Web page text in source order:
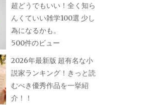
超どうでもいい！全く知ら
んくていい雑学100選 少し
為になるかも。
500件のビュー
2026年最新版 超有名な小
説家ランキング！きっと読
むべき優秀作品を一挙紹
介！！